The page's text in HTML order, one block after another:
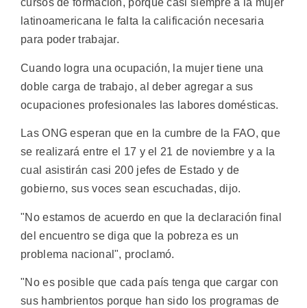
cursos de formación, porque casi siempre a la mujer
latinoamericana le falta la calificación necesaria
para poder trabajar.
Cuando logra una ocupación, la mujer tiene una
doble carga de trabajo, al deber agregar a sus
ocupaciones profesionales las labores domésticas.
Las ONG esperan que en la cumbre de la FAO, que
se realizará entre el 17 y el 21 de noviembre y a la
cual asistirán casi 200 jefes de Estado y de
gobierno, sus voces sean escuchadas, dijo.
"No estamos de acuerdo en que la declaración final
del encuentro se diga que la pobreza es un
problema nacional", proclamó.
"No es posible que cada país tenga que cargar con
sus hambrientos porque han sido los programas de